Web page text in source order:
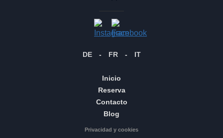
DE - FR - IT
Inicio
Reserva
Contacto
Blog
Privacidad y cookies